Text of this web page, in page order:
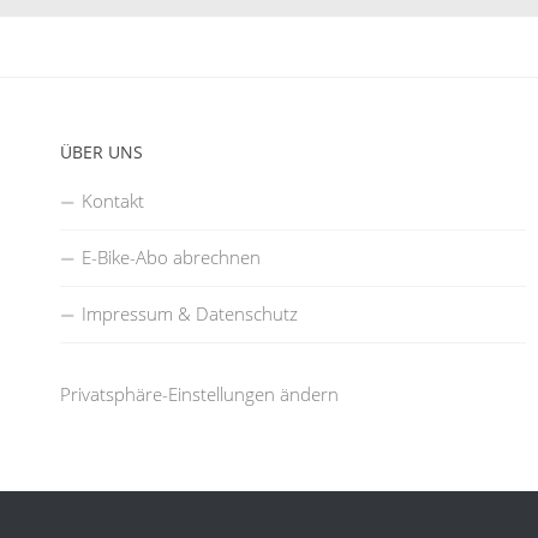
ÜBER UNS
Kontakt
E-Bike-Abo abrechnen
Impressum & Datenschutz
Privatsphäre-Einstellungen ändern